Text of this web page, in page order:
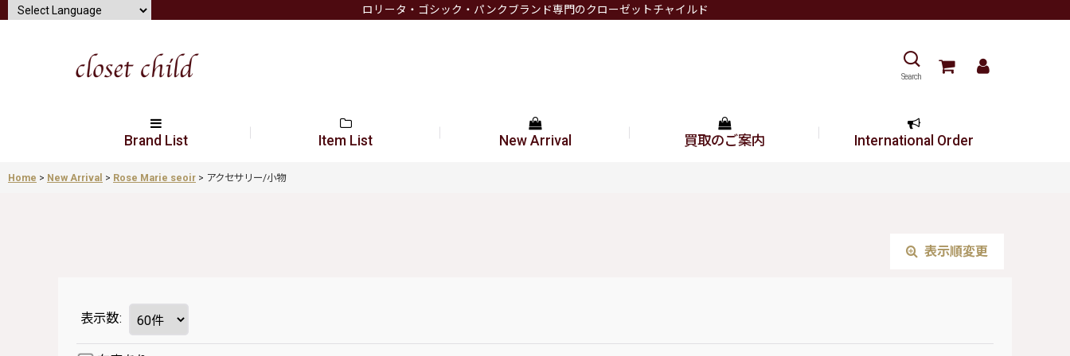
ロリータ・ゴシック・パンクブランド専門のクローゼットチャイルド
Search
Brand List Item List New Arrival 買取のご案内 International Order
Home > New Arrival > Rose Marie seoir > アクセサリー/小物
表示順変更
表示数: